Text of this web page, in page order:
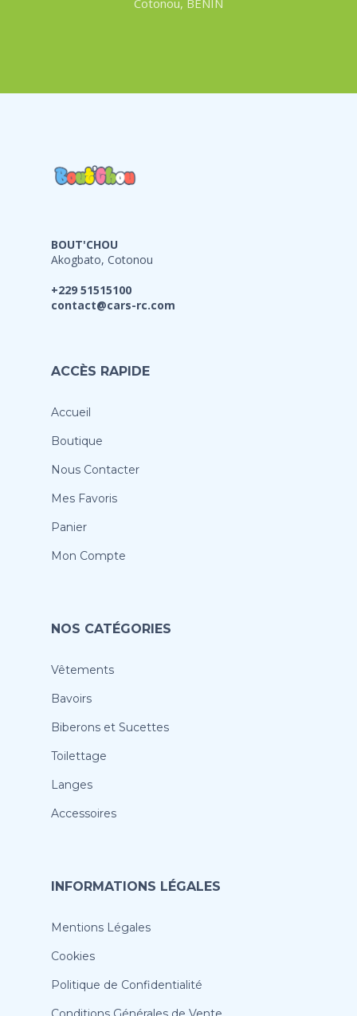
BOUT'CHOU
Akogbato, Cotonou
+229 51515100
contact@cars-rc.com
ACCÈS RAPIDE
Accueil
Boutique
Nous Contacter
Mes Favoris
Panier
Mon Compte
NOS CATÉGORIES
Vêtements
Bavoirs
Biberons et Sucettes
Toilettage
Langes
Accessoires
INFORMATIONS LÉGALES
Mentions Légales
Cookies
Politique de Confidentialité